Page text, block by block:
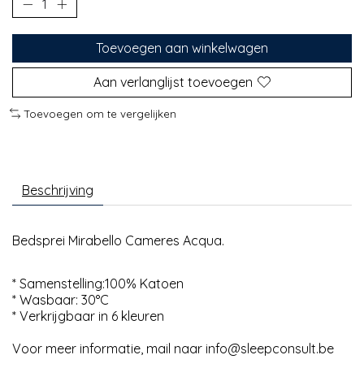
Toevoegen aan winkelwagen
Aan verlanglijst toevoegen
Toevoegen om te vergelijken
Beschrijving
Bedsprei Mirabello Cameres Acqua.
* Samenstelling:100% Katoen
* Wasbaar: 30°C
* Verkrijgbaar in 6 kleuren
Voor meer informatie, mail naar info@sleepconsult.be